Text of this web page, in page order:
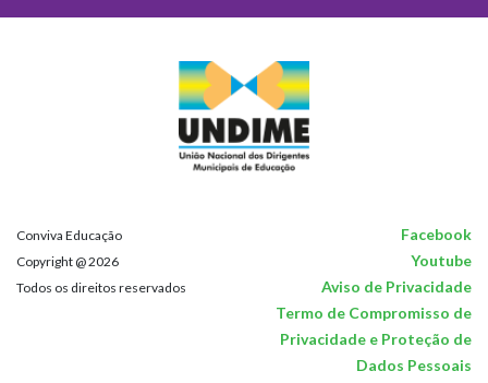
Conviva Educação Facebook
Copyright @ 2026 Youtube
Todos os direitos reservados
Aviso de Privacidade
Termo de Compromisso de
Privacidade e Proteção de
Dados Pessoais